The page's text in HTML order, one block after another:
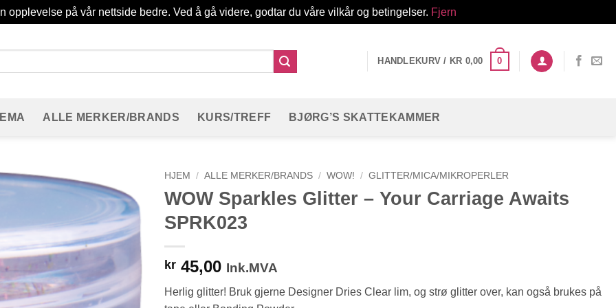
opplevelse på vår nettside bedre. Ved å gå videre, godtar du våre vilkår og betingelser. Fjern
HANDLEKURV / KR 0,00 0
ALLE MERKER/BRANDS KURS/TREFF BJØRG’S SKATTEKAMMER
HJEM / ALLE MERKER/BRANDS / WOW! / GLITTER/MICA/MIKROPERLER
WOW Sparkles Glitter – Your Carriage Awaits
SPRK023
kr 45,00 Ink.MVA
Herlig glitter! Bruk gjerne Designer Dries Clear lim, og strø glitter over, kan også brukes på